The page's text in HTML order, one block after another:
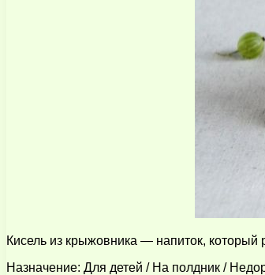
Кисель из крыжовника — напиток, который
Назначение: Для детей / На полдник /